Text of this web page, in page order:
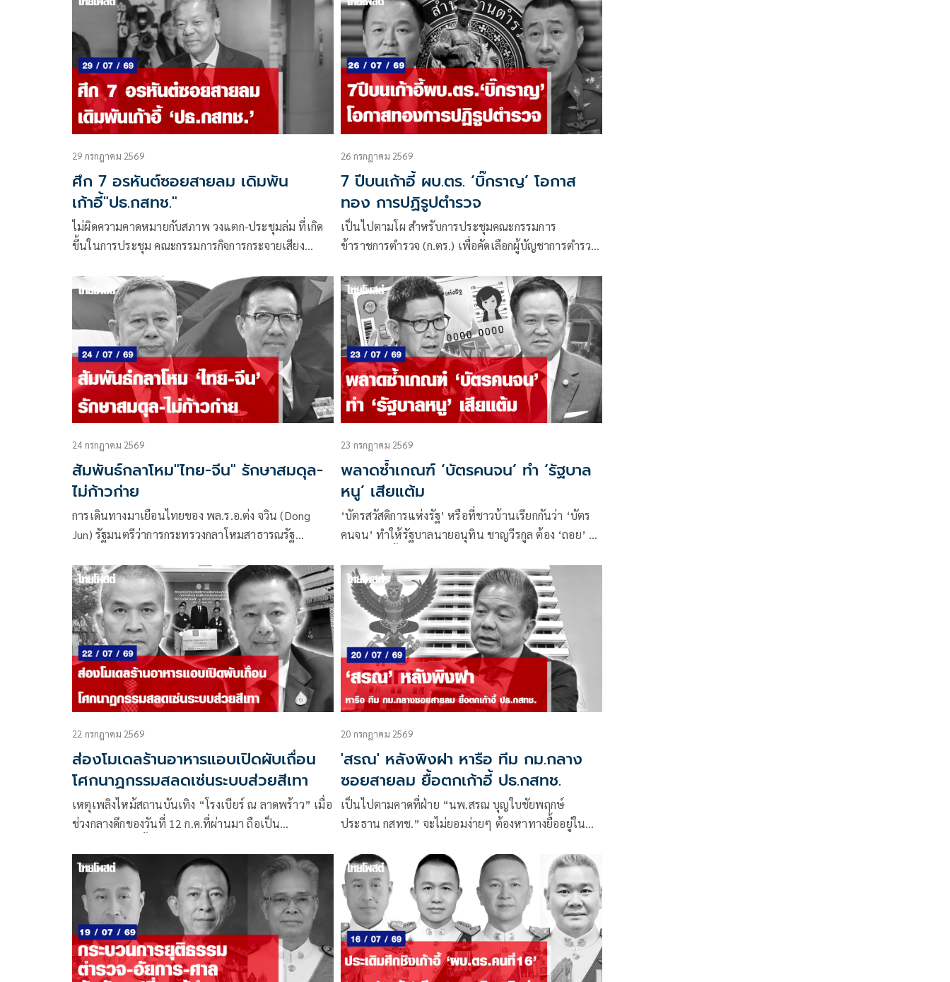
บูรพาพยัคฆ์ ที่เกิดความขัดแย้ง แย่งชิงอำนาจ ระหว่าง
“บิ๊กตู่” พล.อ.ประยุทธ์ จันทร์โอชา และ “บิ๊กป้อม”
พล.อ.ประวิตร วงษ์สุวรรณ
ตลอดจนตารางโพยลงคะแนน ได้กลายเป็นของติดตัว
สว.ชุดปัจจุบันสัดส่วนเกินครึ่งสภา หรือที่เรียกกันติดปาก
ว่า “สว.สีน้ำเงิน”
29 กรกฎาคม 2569
ศึก 7 อรหันต์ซอยสายลม เดิมพัน
เก้าอี้"ปธ.กสทช."
ไม่ผิดความคาดหมายกับสภาพ วงแตก-ประชุมล่ม ที่เกิด
ขึ้นในการประชุม คณะกรรมการกิจการกระจายเสียง
บอร์ด กสทช. เมื่อ 27 ก.ค.ที่ผ่านมา จนต้องนัดประชุม
ใหม่ช่วง 5 สิงหาคม
26 กรกฎาคม 2569
7 ปีบนเก้าอี้ ผบ.ตร. ‘บิ๊กราญ’ โอกาส
ทอง การปฏิรูปตำรวจ
เป็นไปตามโผ สำหรับการประชุมคณะกรรมการ
ข้าราชการตำรวจ (ก.ตร.) เพื่อคัดเลือกผู้บัญชาการตำรวจ
พล.ต.อ.สำราญ นวลมา รอง ผบ.ตร. ขึ้นดำรงตำแหน่ง
ผบ.ตร.คนต่อไป
24 กรกฎาคม 2569
สัมพันธ์กลาโหม"ไทย-จีน" รักษาสมดุล-
ไม่ก้าวก่าย
การเดินทางมาเยือนไทยของ พล.ร.อ.ต่ง จวิน (Dong
Jun) รัฐมนตรีว่าการกระทรวงกลาโหมสาธารณรัฐ
บุญธรรมเจริญ รัฐมนตรีว่าการกระทรวงกลาโหมของไทย
ในวันที่ 24 ก.ค.นี้ เกิดขึ้นหลังจากที่คณะของนายก
รัฐมนตรีได้เดินทางเยือน สปจ.อย่างเป็นทางการเมื่อ
สัปดาห์ก่อน เป็นการสานต่อความร่วมมือด้านความมั่นคง
หลังจากบรรลุข้อตกลงในความร่วมมือด้านเศรษฐกิจ
ระหว่างการเยือนระดับผู้นำไปแล้ว
23 กรกฎาคม 2569
พลาดซ้ำเกณฑ์ ‘บัตรคนจน’ ทำ ‘รัฐบาล
หนู’ เสียแต้ม
‘บัตรสวัสดิการแห่งรัฐ’ หรือที่ชาวบ้านเรียกกันว่า ‘บัตร
คนจน’ ทำให้รัฐบาลนายอนุทิน ชาญวีรกูล ต้อง ‘ถอย’ มา
22 กรกฎาคม 2569
ส่องโมเดลร้านอาหารแอบเปิดผับเถื่อน
โศกนาฏกรรมสลดเซ่นระบบส่วยสีเทา
เหตุเพลิงไหม้สถานบันเทิง “โรงเบียร์ ณ ลาดพร้าว” เมื่อ
ช่วงกลางดึกของวันที่ 12 ก.ค.ที่ผ่านมา ถือเป็น
และมีผู้ได้รับบาดเจ็บอีกจำนวนมาก ความสูญเสียดังกล่าว
นำไปสู่การขยับตัวของกระทรวงยุติธรรม
20 กรกฎาคม 2569
'สรณ' หลังพิงฝา หารือ ทีม กม.กลาง
ซอยสายลม ยื้อตกเก้าอี้ ปธ.กสทช.
เป็นไปตามคาดที่ฝ่าย “นพ.สรณ บุญใบชัยพฤกษ์
ประธาน กสทช.” จะไม่ยอมง่ายๆ ต้องหาทางยื้ออยู่ใน